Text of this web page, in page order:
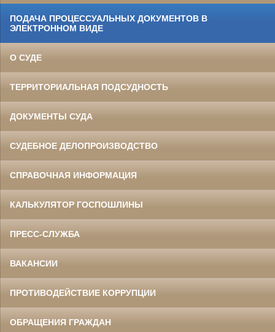
ПОДАЧА ПРОЦЕССУАЛЬНЫХ ДОКУМЕНТОВ В
ЭЛЕКТРОННОМ ВИДЕ
О СУДЕ
ТЕРРИТОРИАЛЬНАЯ ПОДСУДНОСТЬ
ДОКУМЕНТЫ СУДА
СУДЕБНОЕ ДЕЛОПРОИЗВОДСТВО
СПРАВОЧНАЯ ИНФОРМАЦИЯ
КАЛЬКУЛЯТОР ГОСПОШЛИНЫ
ПРЕСС-СЛУЖБА
ВАКАНСИИ
ПРОТИВОДЕЙСТВИЕ КОРРУПЦИИ
ОБРАЩЕНИЯ ГРАЖДАН